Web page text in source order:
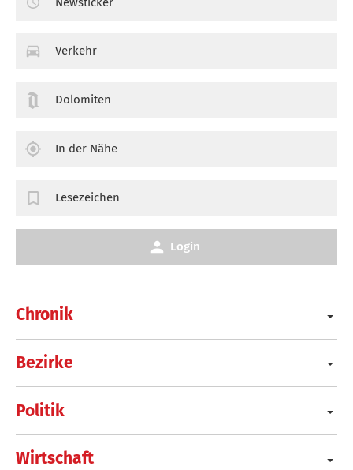
Chronik
Bezirke
Politik
Wirtschaft
Verkehr
Dolomiten
In der Nähe
Lesezeichen
Login